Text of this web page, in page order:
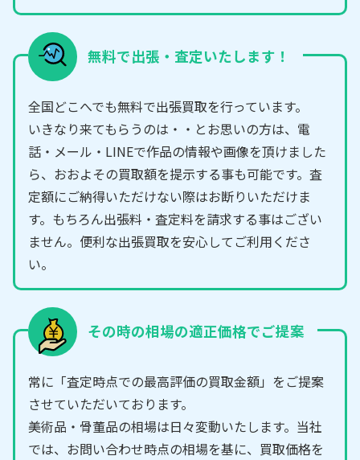
無料で出張・査定いたします！
全国どこへでも無料で出張買取を行っています。
いきなり来てもらうのは・・とお思いの方は、電
話・メール・LINEで作品の情報や画像を頂けました
ら、おおよその買取額を提示する事も可能です。査
定額にご納得いただけない際はお断りいただけま
す。もちろん出張料・査定料を請求する事はござい
ません。便利な出張買取を安心してご利用くださ
い。
その時の相場の適正価格でご提案
常に「査定時点での最高評価の買取金額」をご提案
させていただいております。
美術品・骨董品の相場は日々変動いたします。当社
では、お問い合わせ時点の相場を基に、買取価格を